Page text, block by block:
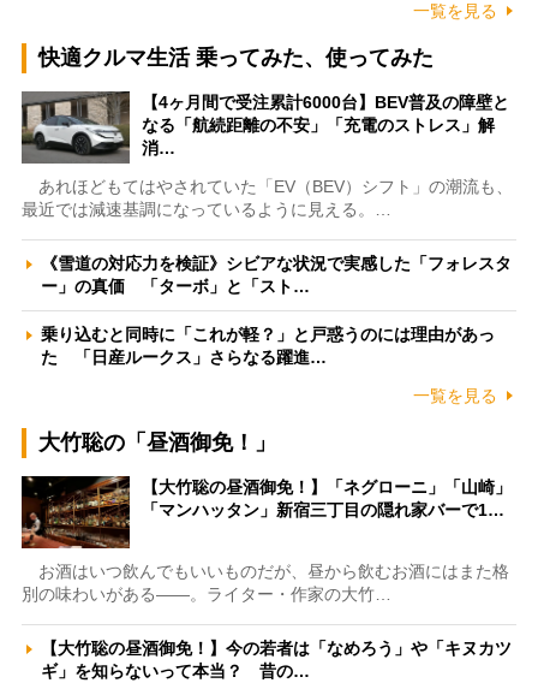
一覧を見る
快適クルマ生活 乗ってみた、使ってみた
【4ヶ月間で受注累計6000台】BEV普及の障壁と
なる「航続距離の不安」「充電のストレス」解
消…
あれほどもてはやされていた「EV（BEV）シフト」の潮流も、
最近では減速基調になっているように見える。…
《雪道の対応力を検証》シビアな状況で実感した「フォレスタ
ー」の真価 「ターボ」と「スト…
乗り込むと同時に「これが軽？」と戸惑うのには理由があっ
た 「日産ルークス」さらなる躍進…
一覧を見る
大竹聡の「昼酒御免！」
【大竹聡の昼酒御免！】「ネグローニ」「山崎」
「マンハッタン」新宿三丁目の隠れ家バーで1…
お酒はいつ飲んでもいいものだが、昼から飲むお酒にはまた格
別の味わいがある――。ライター・作家の大竹…
【大竹聡の昼酒御免！】今の若者は「なめろう」や「キヌカツ
ギ」を知らないって本当？ 昔の…